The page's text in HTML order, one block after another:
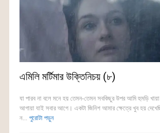
এমিলি মর্টিমার উক্তিনিচয় (৮)
যা পারব না বলে মনে হয় তেমন-তেমন সবকিছুর উপর আমি হুমড়ি
আগায়া যাই সবার আগে। একটা জিনিশ আমার ক্ষেত্রে খুব হয়
ন... পুরোটা পড়ুন